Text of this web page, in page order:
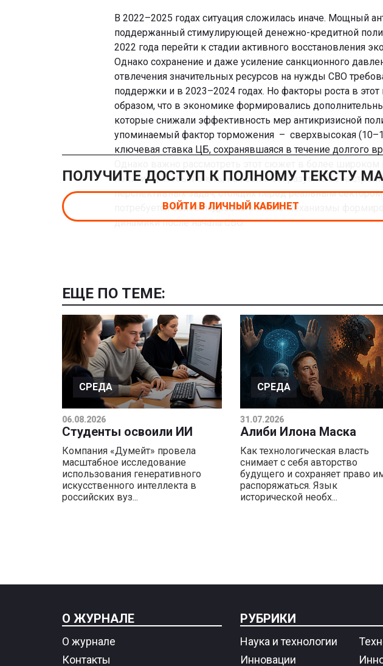
В 2022–2025 годах ситуация сложилась иначе. Мощный
поддержанный стимулирующей денежно-кредитной
2022 года перейти к стадии активного восстановления
Однако сохранение и даже усиление санкционного
отвлечения значительных ресурсов на нужды СВО
поддержки и в 2023–2024 годах. Но факторы роста в
образом, что в экономике формировались
которые снижали эффективность мер антикризисной
упоминаемый фактор торможения – сверхвысокая
ключевая ставка ЦБ, сохранявшаяся в течение долгого
политики, чтобы понять, как было бы разумно ее
перспективных задач, стоящих перед реальным
потребуется более подробно описать механизмы
динамики после начала СВО.
ПОЛУЧИТЕ ДОСТУП К ПОЛНОМУ ТЕКСТУ
ВОЙТИ В ЛИЧНЫЙ КАБИНЕТ
ЕЩЕ ПО ТЕМЕ:
СРЕДА
06.08.2026
Студенты освоили ИИ
Компания «Думейт» провела
масштабное исследование
использования генеративного
искусственного интеллекта в
российских вуз...
СРЕДА
31.07.2026
Алиби Илона Маска
Как технологическая власть
снимает с себя авторство
будущего и сохраняет право
распоряжаться. Язык
исторической необх...
О ЖУРНАЛЕ
О журнале
Контакты
РУБРИКИ
Наука и технологии
Инновации